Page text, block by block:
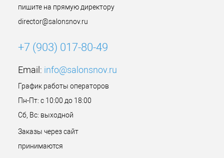
пишите на прямую директору
director@salonsnov.ru
+7 (903) 017-80-49
Email: info@salonsnov.ru
График работы операторов
Пн-Пт: с 10:00 до 18:00
Сб, Вс: выходной
Заказы через сайт
принимаются